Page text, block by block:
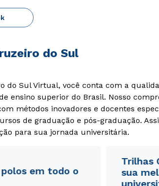
do Sul
do Sul Virtual, você conta com a
ensino superior do Brasil. Nosso
métodos inovadores e docentes
de graduação e pós-graduação.
para sua jornada universitária.
em todo o
Trilhas
sua